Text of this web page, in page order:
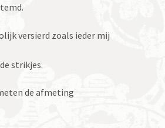
versierd zoals ieder mij
strikjes.
de afmeting